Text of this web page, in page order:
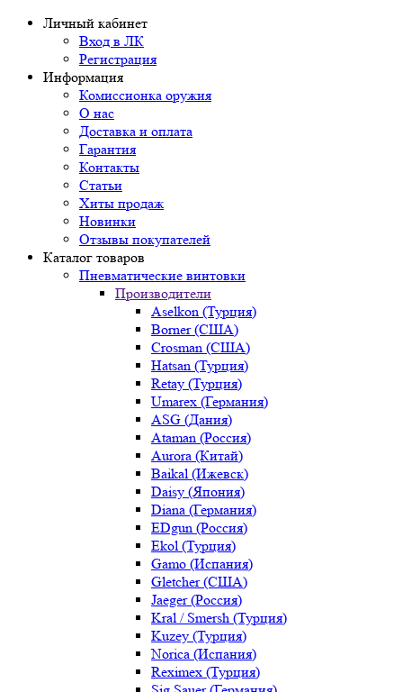
Личный кабинет
Вход в ЛК
Регистрация
Информация
Комиссионка оружия
О нас
Доставка и оплата
Гарантия
Контакты
Статьи
Хиты продаж
Новинки
Отзывы покупателей
Каталог товаров
Пневматические винтовки
Производители
Aselkon (Турция)
Borner (США)
Crosman (США)
Hatsan (Турция)
Retay (Турция)
Umarex (Германия)
ASG (Дания)
Ataman (Россия)
Aurora (Китай)
Baikal (Ижевск)
Daisy (Япония)
Diana (Германия)
EDgun (Россия)
Ekol (Турция)
Gamo (Испания)
Gletcher (США)
Jaeger (Россия)
Kral / Smersh (Турция)
Kuzey (Турция)
Norica (Испания)
Reximex (Турция)